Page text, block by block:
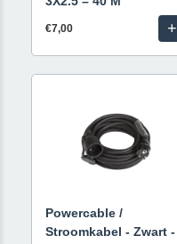
€7,00 +
Powercable /
Stroomkabel - Zwart -